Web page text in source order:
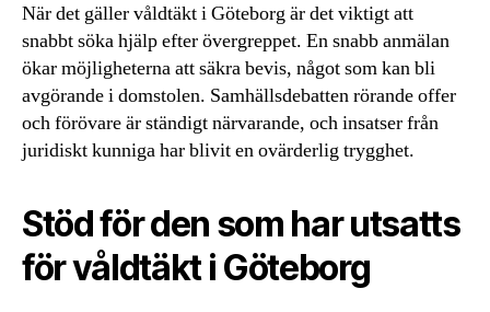
När det gäller våldtäkt i Göteborg är det viktigt att
snabbt söka hjälp efter övergreppet. En snabb anmälan
ökar möjligheterna att säkra bevis, något som kan bli
avgörande i domstolen. Samhällsdebatten rörande offer
och förövare är ständigt närvarande, och insatser från
juridiskt kunniga har blivit en ovärderlig trygghet.
Stöd för den som har utsatts
för våldtäkt i Göteborg